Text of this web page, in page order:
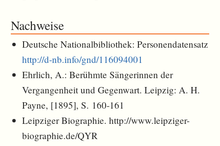
Nachweise
Deutsche Nationalbibliothek: Personendatensatz
http://d-nb.info/gnd/116094001
Ehrlich, A.: Berühmte Sängerinnen der
Vergangenheit und Gegenwart. Leipzig: A. H.
Payne, [1895], S. 160-161
Leipziger Biographie. http://www.leipziger-
biographie.de/QYR